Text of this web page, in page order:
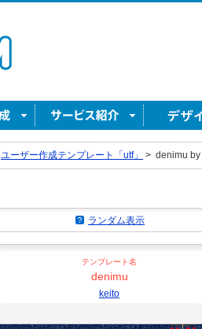
ユーザー作成テンプレート「utf」 > denimu
ランダム表示
テンプレート名
denimu
keito